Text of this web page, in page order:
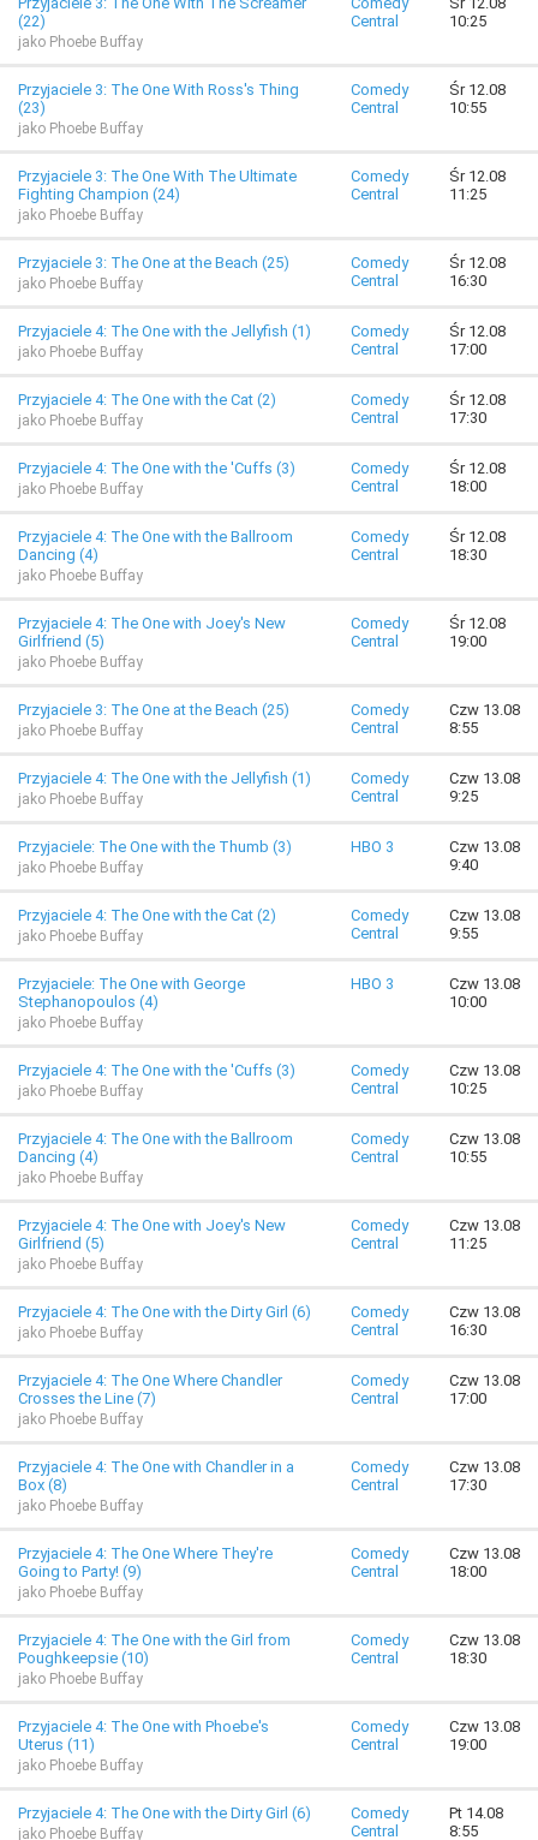
(22)
jako Phoebe Buffay
Central
10:25
Przyjaciele 3: The One With Ross's Thing
(23)
jako Phoebe Buffay
Comedy
Central
Śr 12.08
10:55
Przyjaciele 3: The One With The Ultimate
Fighting Champion (24)
jako Phoebe Buffay
Comedy
Central
Śr 12.08
11:25
Przyjaciele 3: The One at the Beach (25)
jako Phoebe Buffay
Comedy
Central
Śr 12.08
16:30
Przyjaciele 4: The One with the Jellyfish (1)
jako Phoebe Buffay
Comedy
Central
Śr 12.08
17:00
Przyjaciele 4: The One with the Cat (2)
jako Phoebe Buffay
Comedy
Central
Śr 12.08
17:30
Przyjaciele 4: The One with the 'Cuffs (3)
jako Phoebe Buffay
Comedy
Central
Śr 12.08
18:00
Przyjaciele 4: The One with the Ballroom
Dancing (4)
jako Phoebe Buffay
Comedy
Central
Śr 12.08
18:30
Przyjaciele 4: The One with Joey's New
Girlfriend (5)
jako Phoebe Buffay
Comedy
Central
Śr 12.08
19:00
Przyjaciele 3: The One at the Beach (25)
jako Phoebe Buffay
Comedy
Central
Czw 13.08
8:55
Przyjaciele 4: The One with the Jellyfish (1)
jako Phoebe Buffay
Comedy
Central
Czw 13.08
9:25
Przyjaciele: The One with the Thumb (3)
jako Phoebe Buffay
HBO 3
Czw 13.08
9:40
Przyjaciele 4: The One with the Cat (2)
jako Phoebe Buffay
Comedy
Central
Czw 13.08
9:55
Przyjaciele: The One with George
Stephanopoulos (4)
jako Phoebe Buffay
HBO 3
Czw 13.08
10:00
Przyjaciele 4: The One with the 'Cuffs (3)
jako Phoebe Buffay
Comedy
Central
Czw 13.08
10:25
Przyjaciele 4: The One with the Ballroom
Dancing (4)
jako Phoebe Buffay
Comedy
Central
Czw 13.08
10:55
Przyjaciele 4: The One with Joey's New
Girlfriend (5)
jako Phoebe Buffay
Comedy
Central
Czw 13.08
11:25
Przyjaciele 4: The One with the Dirty Girl (6)
jako Phoebe Buffay
Comedy
Central
Czw 13.08
16:30
Przyjaciele 4: The One Where Chandler
Crosses the Line (7)
jako Phoebe Buffay
Comedy
Central
Czw 13.08
17:00
Przyjaciele 4: The One with Chandler in a
Box (8)
jako Phoebe Buffay
Comedy
Central
Czw 13.08
17:30
Przyjaciele 4: The One Where They're
Going to Party! (9)
jako Phoebe Buffay
Comedy
Central
Czw 13.08
18:00
Przyjaciele 4: The One with the Girl from
Poughkeepsie (10)
jako Phoebe Buffay
Comedy
Central
Czw 13.08
18:30
Przyjaciele 4: The One with Phoebe's
Uterus (11)
jako Phoebe Buffay
Comedy
Central
Czw 13.08
19:00
Przyjaciele 4: The One with the Dirty Girl (6)
jako Phoebe Buffay
Comedy
Central
Pt 14.08
8:55